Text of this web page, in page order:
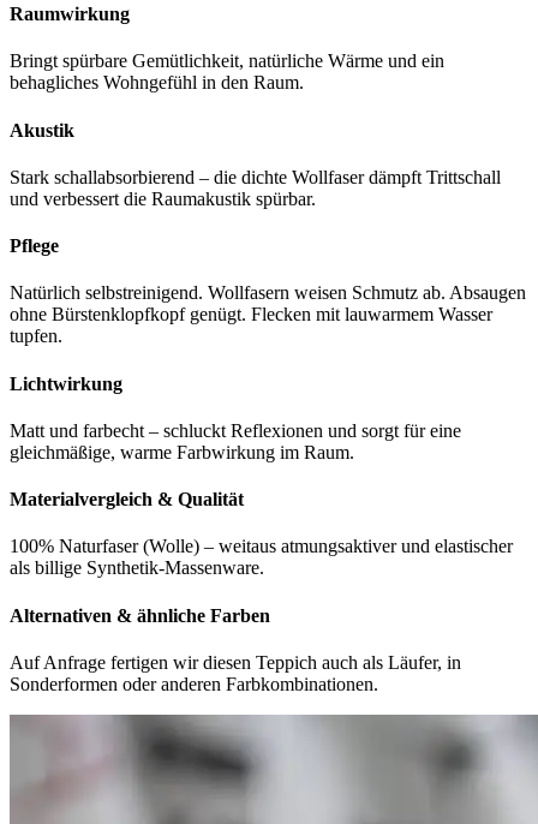
Raumwirkung
Bringt spürbare Gemütlichkeit, natürliche Wärme und ein
behagliches Wohngefühl in den Raum.
Akustik
Stark schallabsorbierend – die dichte Wollfaser dämpft Trittschall
und verbessert die Raumakustik spürbar.
Pflege
Natürlich selbstreinigend. Wollfasern weisen Schmutz ab. Absaugen
ohne Bürstenklopfkopf genügt. Flecken mit lauwarmem Wasser
tupfen.
Lichtwirkung
Matt und farbecht – schluckt Reflexionen und sorgt für eine
gleichmäßige, warme Farbwirkung im Raum.
Materialvergleich & Qualität
100% Naturfaser (Wolle) – weitaus atmungsaktiver und elastischer
als billige Synthetik-Massenware.
Alternativen & ähnliche Farben
Auf Anfrage fertigen wir diesen Teppich auch als Läufer, in
Sonderformen oder anderen Farbkombinationen.